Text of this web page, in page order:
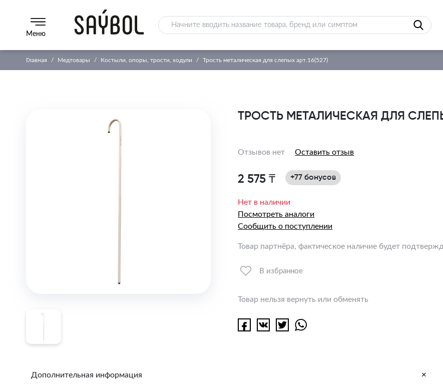
Меню
Главная Медтовары Костыли, опоры, трости, ходули Трость металическая для слепых арт.16(527)
ТРОСТЬ МЕТАЛИЧЕСКАЯ ДЛЯ
Отзывов нет Оставить отзыв
2 575 ₸ +77 бонусов
Нет в наличии
Посмотреть аналоги
Сообщить о поступлении
Товар партнёра, фактическое наличие будет
В избранное
Товар нельзя вернуть или обменять
Дополнительная информация +